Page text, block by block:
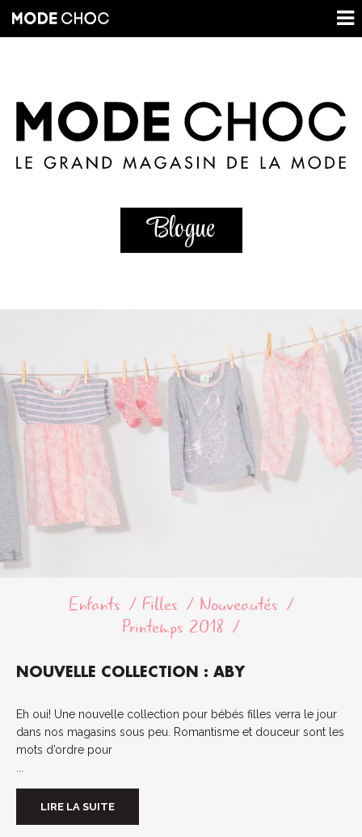
Blogue
Enfants Filles
Nouveautés
Printemps 2018
NOUVELLE COLLECTION : ABY
Eh oui! Une nouvelle collection pour bébés filles verra le jour
dans nos magasins sous peu. Romantisme et douceur sont les
mots d’ordre pour
LIRE LA SUITE